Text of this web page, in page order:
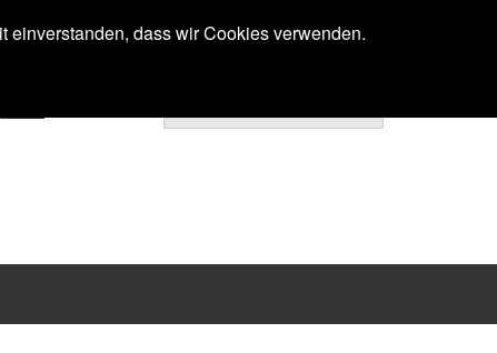
dass wir Cookies verwenden.